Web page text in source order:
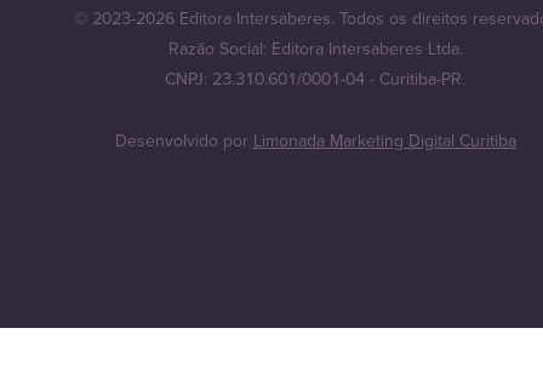
© 2023-2026 Editora Intersaberes. Todos os direitos
Razão Social: Editora Intersaberes Ltda.
CNPJ: 23.310.601/0001-04 - Curitiba-PR.
Desenvolvido porLimonada Marketing Digital Curitiba